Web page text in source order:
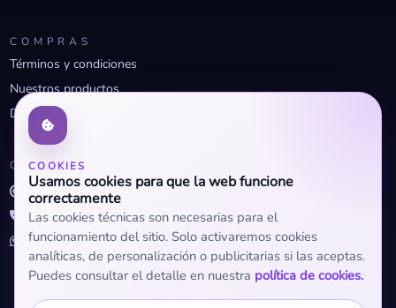
COOKIES
Usamos cookies para que la web funcione
correctamente
Las cookies técnicas son necesarias para el
funcionamiento del sitio. Solo activaremos cookies
analíticas, de personalización o publicitarias si las aceptas.
Puedes consultar el detalle en nuestra política de cookies.
COMPRAS
Términos y condiciones
Nuestros productos
Descuentos profesionales
CONTACTO
info@openclima.com
919 32 73 23
+34 623 56 04 93 (WhatsApp)